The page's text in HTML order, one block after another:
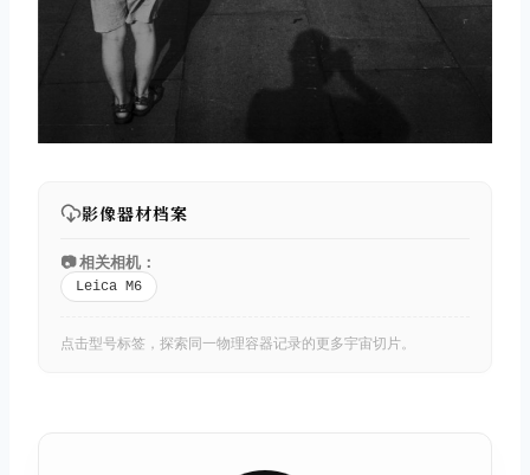
影像器材档案
📷 相关相机：
Leica M6
点击型号标签，探索同一物理容器记录的更多宇宙切片。